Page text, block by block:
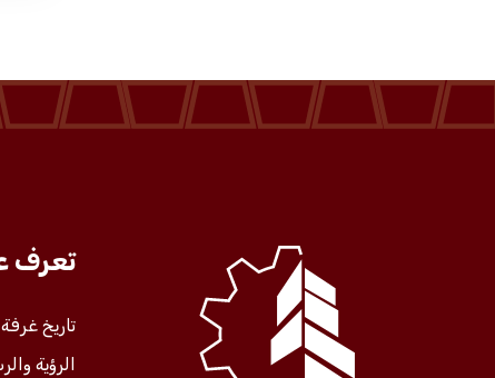
تعرف
تاريخ
الرؤية